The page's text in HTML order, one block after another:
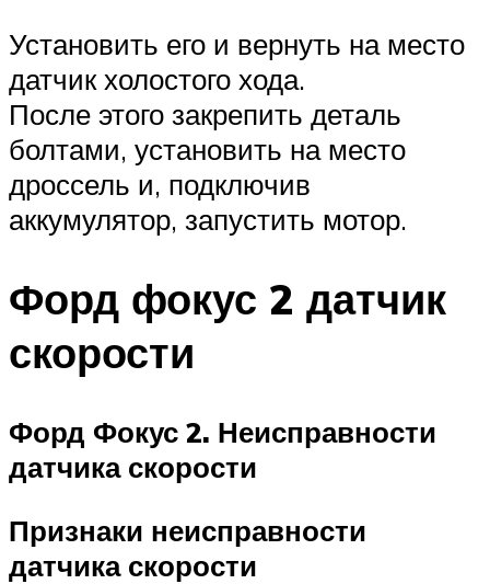
Установить его и вернуть на место
датчик холостого хода.
После этого закрепить деталь
болтами, установить на место
дроссель и, подключив
аккумулятор, запустить мотор.
Форд фокус 2 датчик
скорости
Форд Фокус 2. Неисправности
датчика скорости
Признаки неисправности
датчика скорости